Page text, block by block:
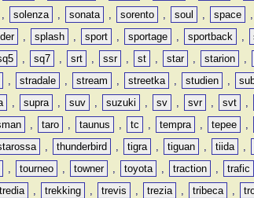
, solenza , sonata , sorento , soul , space ,
, splash , sport , sportage , sportback ,
, sq7 , srt , ssr , st , star , starion ,
, stradale , stream , streetka , studien ,
, supra , suv , suzuki , sv , svr , svt ,
, taro , taunus , tc , tempra , tepee ,
, thunderbird , tigra , tiguan , tiida ,
, tourneo , towner , toyota , traction , trafic
tredia , trekking , trevis , trezia , tribeca ,